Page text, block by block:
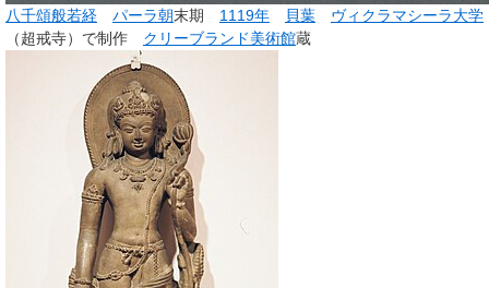
八千頌般若経 パーラ朝末期 1119年 貝葉
ヴィクラマシーラ大学
（超戒寺）で制作 クリーブランド美術館蔵